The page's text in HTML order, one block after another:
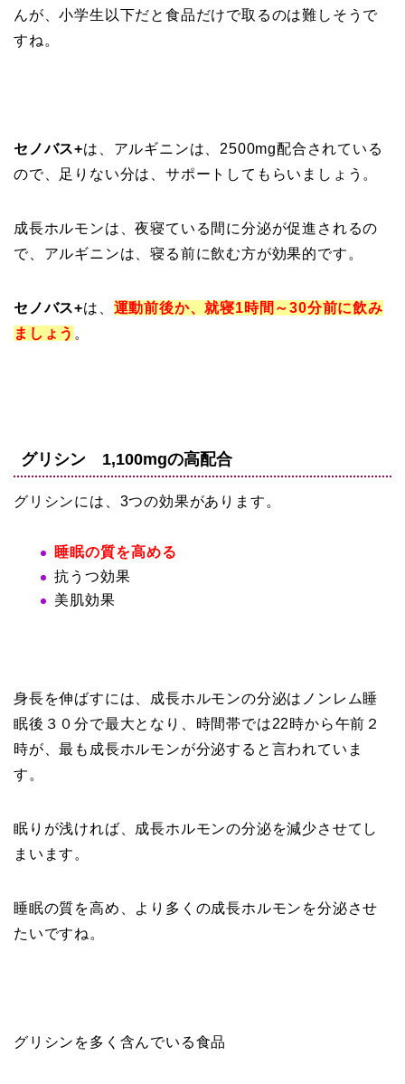
んが、小学生以下だと食品だけで取るのは難しそうで
すね。
セノバス+は、アルギニンは、2500mg配合されている
ので、足りない分は、サポートしてもらいましょう。
成長ホルモンは、夜寝ている間に分泌が促進されるの
で、アルギニンは、寝る前に飲む方が効果的です。
セノバス+は、 運動前後か、就寝1時間～30分前に飲み
ましょう 。
グリシン 1,100mgの高配合
グリシンには、3つの効果があります。
睡眠の質を高める
抗うつ効果
美肌効果
身長を伸ばすには、成長ホルモンの分泌はノンレム睡
眠後３０分で最大となり、時間帯では22時から午前２
時が、最も成長ホルモンが分泌すると言われていま
す。
眠りが浅ければ、成長ホルモンの分泌を減少させてし
まいます。
睡眠の質を高め、より多くの成長ホルモンを分泌させ
たいですね。
グリシンを多く含んでいる食品